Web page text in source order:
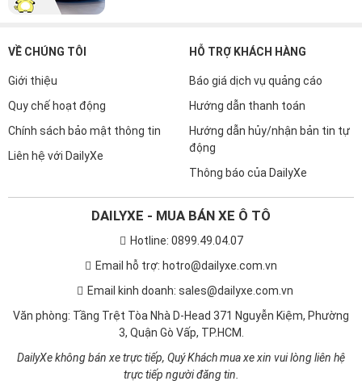
VỀ CHÚNG TÔI
Giới thiệu
Quy chế hoạt động
Chính sách bảo mật thông tin
Liên hệ với DailyXe
HỖ TRỢ KHÁCH HÀNG
Báo giá dịch vụ quảng cáo
Hướng dẫn thanh toán
Hướng dẫn hủy/nhận bản tin tự
động
Thông báo của DailyXe
DAILYXE - MUA BÁN XE Ô TÔ
Hotline: 0899.49.04.07
Email hỗ trợ: hotro@dailyxe.com.vn
Email kinh doanh: sales@dailyxe.com.vn
Văn phòng: Tầng Trệt Tòa Nhà D-Head 371 Nguyễn Kiệm, Phường
3, Quận Gò Vấp, TP.HCM.
DailyXe không bán xe trực tiếp, Quý Khách mua xe xin vui lòng liên hệ
trực tiếp người đăng tin.